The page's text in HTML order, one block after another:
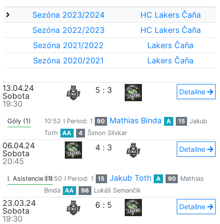
Sezóna 2023/2024
HC Lakers Čaňa
Sezóna 2022/2023
HC Lakers Čaňa
Sezóna 2021/2022
Lakers Čaňa
Sezóna 2020/2021
Lakers Čaňa
13.04.24
Sobota
19:30
5 : 3 Detailne
Góly (1) 10:52 I Period: 1 90 Mathias Binda A 15
Jakub
Toth
AA 4 Šimon Slivkar
06.04.24
Sobota
20:45
4 : 3 Detailne
I. Asistencie (1)04:50 I Period: 1 15 Jakub Toth A 90
Mathias
Binda
AA 96 Lukáš Semančík
23.03.24
Sobota
19:30
6 : 5 Detailne